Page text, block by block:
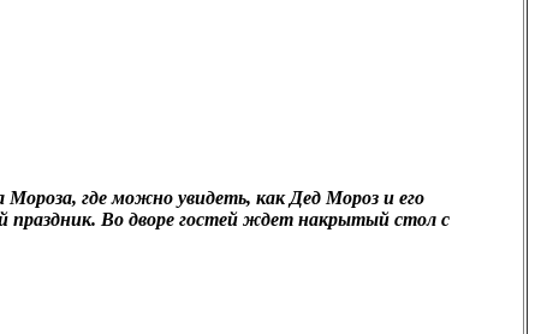
где можно увидеть, как Дед Мороз и его
праздник. Во дворе гостей ждет накрытый стол с